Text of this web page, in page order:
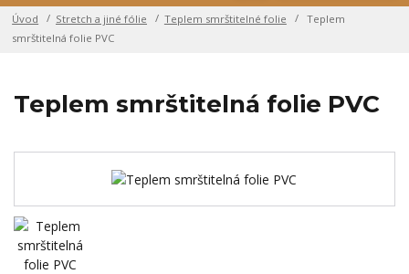
Úvod Stretch a jiné fólie Teplem smrštitelné folie
Teplem
smrštitelná folie PVC
Teplem smrštitelná folie PVC